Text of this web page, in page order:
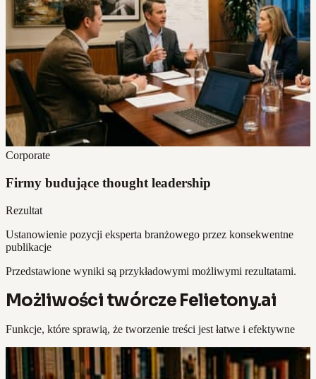
Corporate
Firmy budujące thought leadership
Rezultat
Ustanowienie pozycji eksperta branżowego przez konsekwentne
publikacje
Przedstawione wyniki są przykładowymi możliwymi rezultatami.
Możliwości twórcze Felietony.ai
Funkcje, które sprawią, że tworzenie treści jest łatwe i efektywne